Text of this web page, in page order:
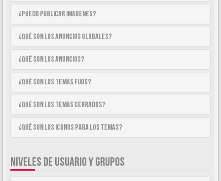
¿Puedo publicar imagenes?
¿Qué son los anuncios globales?
¿Qué son los anuncios?
¿Qué son los temas fijos?
¿Qué son los temas cerrados?
¿Qué son los iconos para los temas?
NIVELES DE USUARIO Y GRUPOS